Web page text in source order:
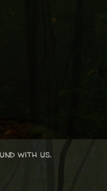
with us.